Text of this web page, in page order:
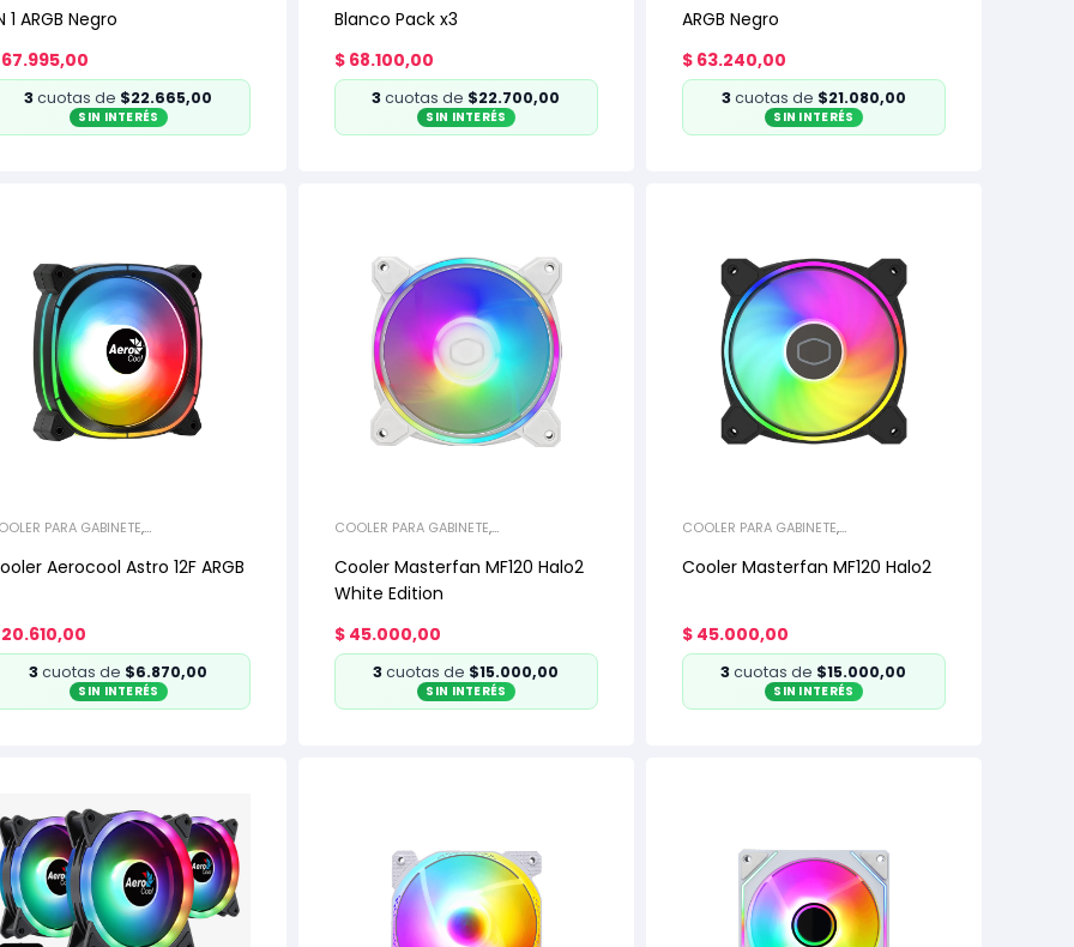
1 ARGB Negro
67.995,00
3cuotas de $22.665,00
SIN INTERÉS
Blanco Pack x3
$68.100,00
3cuotas de $22.700,00
SIN INTERÉS
ARGB Negro
$63.240,00
3cuotas de $21.080,00
SIN INTERÉS
PARA GABINETE,
Aerocool Astro 12F ARGB
20.610,00
3cuotas de $6.870,00
SIN INTERÉS
COOLER PARA GABINETE,
Cooler Masterfan MF120 Halo2
White Edition
$45.000,00
3cuotas de $15.000,00
SIN INTERÉS
COOLER PARA GABINETE,
Cooler Masterfan MF120 Halo2
$45.000,00
3cuotas de $15.000,00
SIN INTERÉS